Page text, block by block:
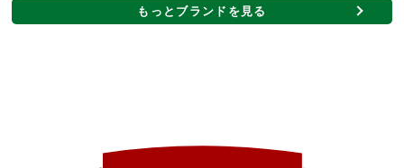
もっとブランドを見る